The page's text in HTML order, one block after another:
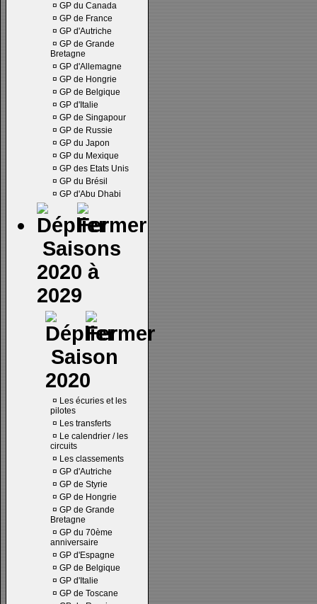
¤ GP du Canada
¤ GP de France
¤ GP d'Autriche
¤ GP de Grande
Bretagne
¤ GP d'Allemagne
¤ GP de Hongrie
¤ GP de Belgique
¤ GP d'Italie
¤ GP de Singapour
¤ GP de Russie
¤ GP du Japon
¤ GP du Mexique
¤ GP des Etats Unis
¤ GP du Brésil
¤ GP d'Abu Dhabi
Saisons
2020 à
2029
Saison
2020
¤ Les écuries et les
pilotes
¤ Les transferts
¤ Le calendrier / les
circuits
¤ Les classements
¤ GP d'Autriche
¤ GP de Styrie
¤ GP de Hongrie
¤ GP de Grande
Bretagne
¤ GP du 70ème
anniversaire
¤ GP d'Espagne
¤ GP de Belgique
¤ GP d'Italie
¤ GP de Toscane